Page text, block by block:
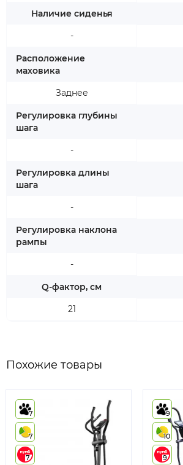
Наличие сиденья
-
Расположение
маховика
Заднее
Регулировка глубины
шага
-
Регулировка длины
шага
-
Регулировка наклона
рампы
-
Q-фактор, см
21
Похожие товары
7
7
7
9
10
9